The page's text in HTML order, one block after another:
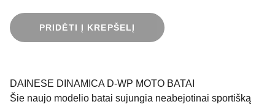
PRIDĖTI Į KREPŠELĮ
DAINESE DINAMICA D-WP MOTO BATAI
Šie naujo modelio batai sujungia neabejotinai sportišką